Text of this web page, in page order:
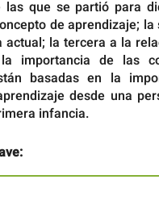
las que se partió para
de aprendizaje;
actual; la tercera a la
importancia de las
basadas en la
desde una
infancia.